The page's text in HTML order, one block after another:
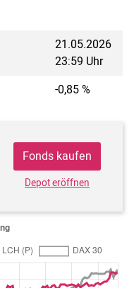
21.05.2026
23:59 Uhr
-0,85 %
Fonds kaufen
Depot eröffnen